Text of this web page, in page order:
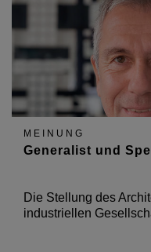
MEINUNG
Generalist und
Die Stellung des
industriellen